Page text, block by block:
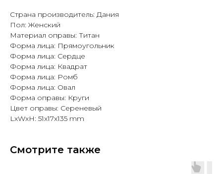
Страна производитель: Дания
Пол: Женский
Материал оправы: Титан
Форма лица: Прямоугольник
Форма лица: Сердце
Форма лица: Квадрат
Форма лица: Ромб
Форма лица: Овал
Форма оправы: Круги
Цвет оправы: Сереневый
LxWxH: 51x17x135 mm
Смотрите также